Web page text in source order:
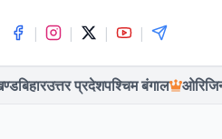
| | | |
बिहारउत्तर प्रदेशपश्चिम बंगाल